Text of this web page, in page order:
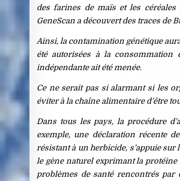
des farines de maïs et les
GeneScan a découvert des traces de
Ainsi, la contamination génétique
été autorisées à la consommation
indépendante ait été menée.
Ce ne serait pas si alarmant si les
éviter à la chaîne alimentaire d’être
Dans tous les pays, la procédure
exemple, une déclaration récente
résistant à un herbicide, s’appuie
le gène naturel exprimant la protéine
problèmes de santé rencontrés par